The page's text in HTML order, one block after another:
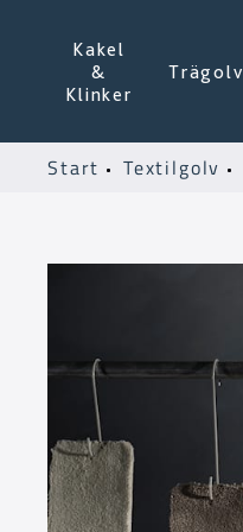
Kakel
&
Klinker
Trägolv
Start Textilgolv